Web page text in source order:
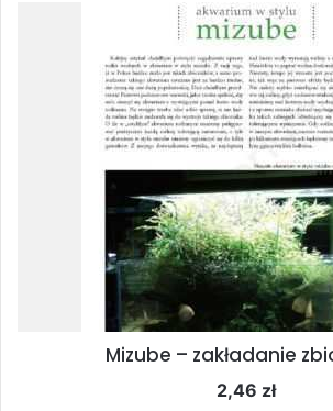
Mizube – zakładanie
2,46 zł